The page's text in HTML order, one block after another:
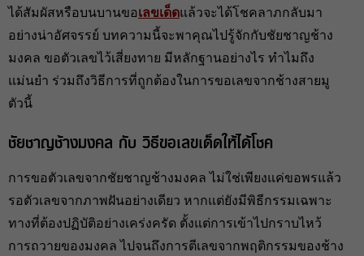
ได้สัมผัสหรือบนบานขอเลขเด็ดแล้วจะได้โชคลาภกลับมา
อย่างน่าอัศจรรย์ บทความนี้จะพาคุณไปรู้จักกับชัยชาญช้าง
มงคล ขอตัวเลขไว้เสี่ยงทาย มีหลักฐานอย่างไร ทำไมถึง
แม่นยำ ร่วมถึงวิธีการที่ถูกต้องในการขอเลขจากช้างสายมู
ตัวนี้
ชัยชาญช้างมงคล กับ วิธีขอเลขเด็ดให้ได้โชค
การขอตัวเลขจากชัยชาญช้างมงคล ไม่ใช่เพียงแค่ขอพรแล้ว
รอตัวเลขจากภาพฝันอย่างเดียว หากแต่ยังมีพิธีกรรมเฉพาะ
ทางที่ต้องปฏิบัติอย่างเคร่งครัด ตั้งแต่การเข้าไปกราบไหว้
การถวายของมงคล ไปจนถึงการตีเลขจากพฤติกรรมของช้าง